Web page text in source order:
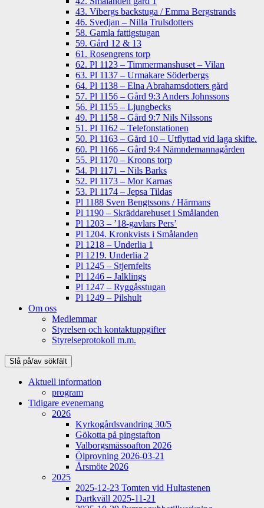
43. Vibergs backstuga / Emma Bergstrands
46. Svedjan – Nilla Trulsdotters
58. Gamla fattigstugan
59. Gård 12 & 13
61. Rosengrens torp
62. Pl 1123 – Timmermanshuset – Vilan
63. Pl 1137 – Urmakare Söderbergs
64. Pl 1138 – Elna Abrahamsdotters gård
57. Pl 1156 – Gård 9:3 Anders Johnssons
56. Pl 1155 – Ljungbecks
49. Pl 1158 – Gård 9:7 Nils Nilssons
51. Pl 1162 – Telefonstationen
50. Pl 1163 – Gård 10 – Utflyttad vid laga skifte.
60. Pl 1166 – Gård 9:4 Nämndemannagården
55. Pl 1170 – Kroons torp
54. Pl 1171 – Nils Barks
52. Pl 1173 – Mor Karnas
53. Pl 1174 – Jepsa Tildas
Pl 1188 Sven Bengtssons / Härmans
Pl 1190 – Skräddarehuset i Smålanden
Pl 1203 – ’18-gavlars Pers’
Pl 1204. Kronkvists i Smålanden
Pl 1218 – Underlia 1
Pl 1219. Underlia 2
Pl 1245 – Stjernfelts
Pl 1246 – Jalklings
Pl 1247 – Ryggåsstugan
Pl 1249 – Pilshult
Om oss
Medlemmar
Styrelsen och kontaktuppgifter
Styrelseprotokoll m.m.
Slå på/av sökfält
Aktuell information
program
Tidigare evenemang
2026
Kyrkogårdsvandring 30/5
Gökotta på pingstafton
Valborgsmässoafton 2026
Ölprovning 2026-03-21
Årsmöte 2026
2025
2025-12-23 Tomten vid Hultastenen
Dartkväll 2025-11-21